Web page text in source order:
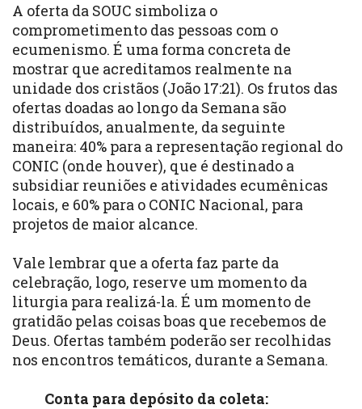
A oferta da SOUC simboliza o
comprometimento das pessoas com o
ecumenismo. É uma forma concreta de
mostrar que acreditamos realmente na
unidade dos cristãos (João 17:21). Os frutos das
ofertas doadas ao longo da Semana são
distribuídos, anualmente, da seguinte
maneira: 40% para a representação regional do
CONIC (onde houver), que é destinado a
subsidiar reuniões e atividades ecumênicas
locais, e 60% para o CONIC Nacional, para
projetos de maior alcance.
Vale lembrar que a oferta faz parte da
celebração, logo, reserve um momento da
liturgia para realizá-la. É um momento de
gratidão pelas coisas boas que recebemos de
Deus. Ofertas também poderão ser recolhidas
nos encontros temáticos, durante a Semana.
Conta para depósito da coleta: